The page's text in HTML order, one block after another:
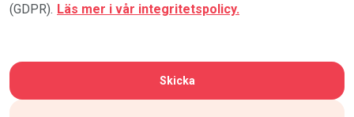
(GDPR). Läs mer i vår integritetspolicy.